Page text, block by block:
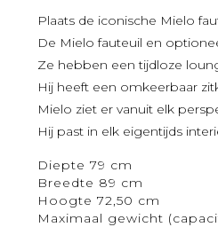
Plaats de iconische Mielo
De Mielo fauteuil en
Ze hebben een tijdloze
Hij heeft een omkeerbaar
Mielo ziet er vanuit elk
Hij past in elk eigentijds
Diepte 79 cm
Breedte 89 cm
Hoogte 72,50 cm
Maximaal gewicht